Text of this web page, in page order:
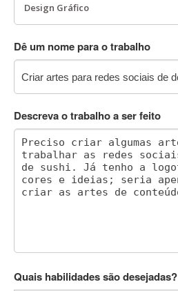
Dê um nome para o trabalho
Descreva o trabalho a ser feito
Quais habilidades são desejadas?